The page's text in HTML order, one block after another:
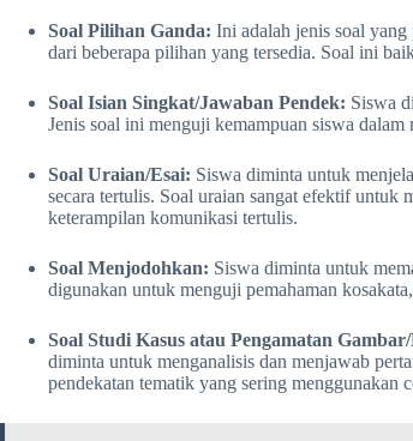
Soal Pilihan Ganda: Ini adalah jenis soal
dari beberapa pilihan yang tersedia. Soal ini
Soal Isian Singkat/Jawaban Pendek: Siswa
Jenis soal ini menguji kemampuan siswa
Soal Uraian/Esai: Siswa diminta untuk
secara tertulis. Soal uraian sangat efektif untuk
keterampilan komunikasi tertulis.
Soal Menjodohkan: Siswa diminta untuk
digunakan untuk menguji pemahaman
Soal Studi Kasus atau Pengamatan
diminta untuk menganalisis dan menjawab
pendekatan tematik yang sering menggunakan